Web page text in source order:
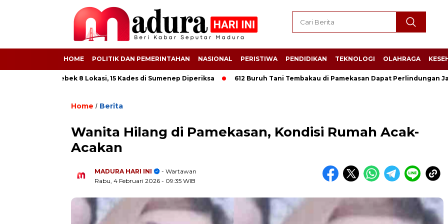
HOME POLITIK DAN PEMERINTAHAN NASIONAL PERISTIWA PENDIDIKAN TEKNOLOGI OLAHRAGA
Kejati Grebek 8 Lokasi, 15 Kades di Sumenep Diperiksa 612 Buruh Tani Tembakau di Pamekasan Dapat Perlindungan
Home / Berita
Wanita Hilang di Pamekasan, Kondisi Rumah Acak-
Acakan
MADURA HARI INI
- Wartawan
Rabu, 4 Februari 2026 - 09:35 WIB